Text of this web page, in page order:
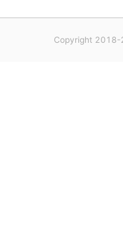
Copyright 2018-